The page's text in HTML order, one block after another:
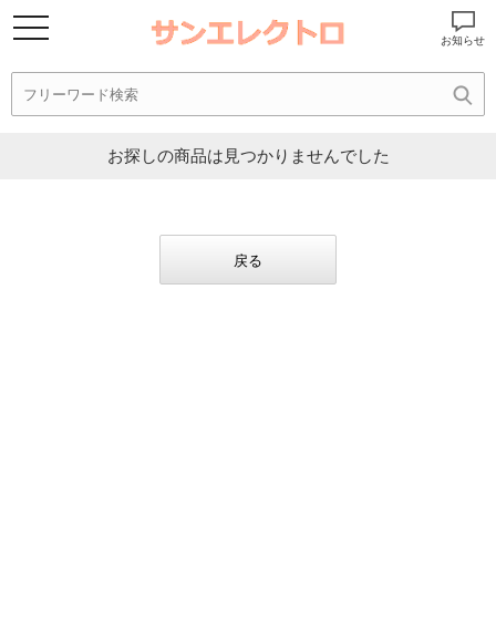
お知らせ
お探しの商品は見つかりませんでした
戻る